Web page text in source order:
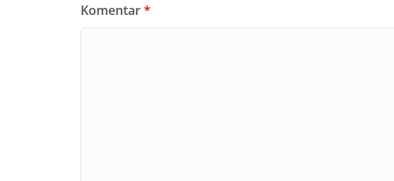
Komentar*